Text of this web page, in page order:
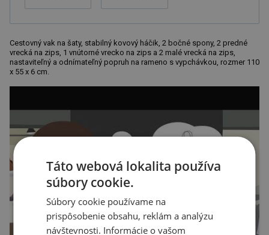
Cestovný vak na šaty, stabilný kovový háčik, 2 bočné spony, 2 predné
vrecká na zips, 1 vnútorné vrecko na zips a 2 malé vrecká na zips,
nastaviteľný a odnímateľný popruh na rameno s vypchávkou, rozmer 110
x 55 x 6 cm.
Táto webová lokalita používa
súbory cookie.
Súbory cookie používame na
prispôsobenie obsahu, reklám a analýzu
návštevnosti. Informácie o vašom